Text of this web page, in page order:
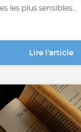
les plus sensibles...
Lire l'article